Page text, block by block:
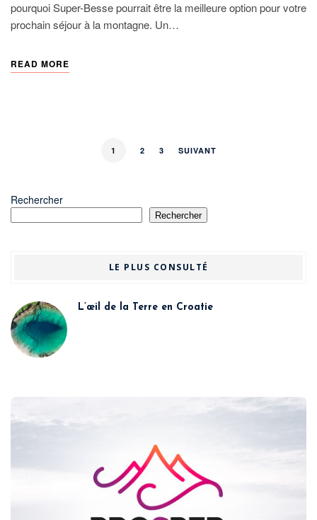
pourquoi Super-Besse pourrait être la meilleure option pour votre
prochain séjour à la montagne. Un…
READ MORE
1 2 3 SUIVANT
Rechercher
Rechercher
LE PLUS CONSULTÉ
L’œil de la Terre en Croatie